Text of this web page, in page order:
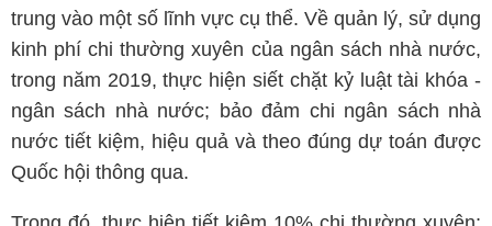
trung vào một số lĩnh vực cụ thể. Về quản lý, sử dụng
kinh phí chi thường xuyên của ngân sách nhà nước,
trong năm 2019, thực hiện siết chặt kỷ luật tài khóa -
ngân sách nhà nước; bảo đảm chi ngân sách nhà
nước tiết kiệm, hiệu quả và theo đúng dự toán được
Quốc hội thông qua.